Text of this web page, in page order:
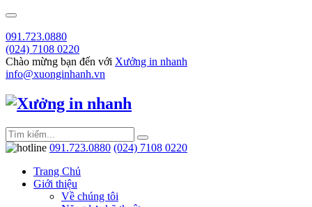
091.723.0880
(024) 7108 0220
Chào mừng bạn đến với Xưởng in nhanh
info@xuonginhanh.vn
091.723.0880 (024) 7108 0220
Trang Chủ
Giới thiệu
Về chúng tôi